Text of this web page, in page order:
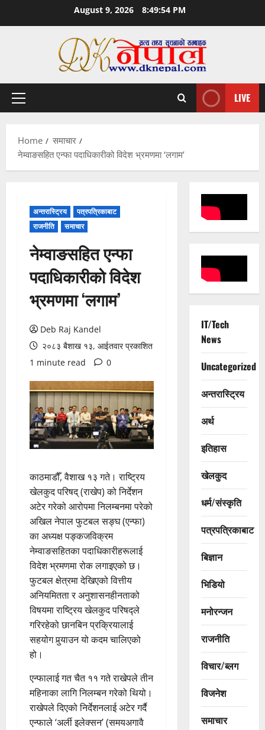
August 9, 2026 8:49:55 PM
Primary
LIVE
Home
समाचार
नेम्वाङसहित एन्फा पदाधिकारीको विदेश भ्रमणमा ‘लगाम’
अन्तरास्ट्रिय
पत्रपत्रिकाबाट
राजनीति
समाचार
नेम्वाङसहित एन्फा
पदाधिकारीको विदेश
भ्रमणमा ‘लगाम’
Deb Raj Kandel
२०८३ बैशाख १३, आईतवार प्रकाशित
1 minute read
0
काठमाडौँ, वैशाख १३ गते। राष्ट्रिय
खेलकुद परिषद् (राखेप) को निर्देशन
अटेर गरेको आरोपमा निलम्बनमा परेको
अखिल नेपाल फुटबल सङ्घ (एन्फा)
का अध्यक्ष पङ्कजविक्रम
नेम्वाङसहितका पदाधिकारीहरूलाई
विदेश भ्रमणमा रोक लगाइएको छ।
फुटबल क्षेत्रमा देखिएको वित्तीय
अनियमितता र अनुशासनहीनताको
विषयमा राष्ट्रिय खेलकुद परिषद्ले
गरिरहेको छानबिन प्रक्रियालाई
सहयोग पुर्‍याउन यो कदम चालिएको
हो।
एन्फालाई गत चैत ११ गते राखेपले तीन
महिनाका लागि निलम्बन गरेको थियो।
राखेपले दिएको निर्देशनलाई अटेर गर्दै
एन्फाले ‘अर्ली इलेक्सन’ (समयअगावै
IT/Tech
News
Uncategorized
अन्तरास्ट्रिय
अर्थ
इतिहास
खेलकुद
धर्म/संस्कृति
पत्रपत्रिकाबाट
बिज्ञान
भिडियो
मनोरन्जन
राजनीति
विचार/ब्लग
विजनेश
समाचार